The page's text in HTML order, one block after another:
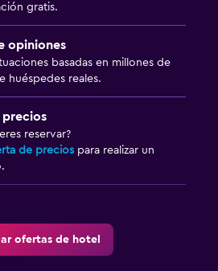
gratis.
opiniones
basadas en millones de
huéspedes reales.
precios
reservar?
de precios para realizar un
ofertas de hotel